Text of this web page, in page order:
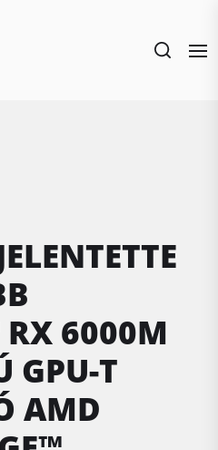
6000M
GPU-T
AMD